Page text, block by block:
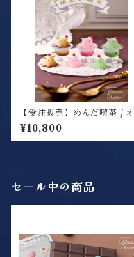
【受注販売】めんだ喫茶 / オ
ブジェ / 3個セット or 6個セ
ット
¥10,800
セール中の商品